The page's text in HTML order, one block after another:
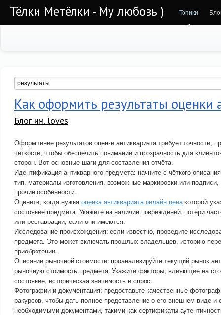
Тёлки Метёлки - Му любовь ) Топики
Как оформить результаты оценки
Блог им. loves
Оформление результатов оценки антиквариата требует точности,
четкости, чтобы обеспечить понимание и прозрачность для
сторон. Вот основные шаги для составления отчёта.
Идентификация антикварного предмета: начните с чёткого
тип, материалы изготовления, возможные маркировки или
прочие особенности.
Оцените, когда нужнаоценка антиквариата онлайн ценакоторой
состояние предмета. Укажите на наличие повреждений, потери
или реставрации, если они имеются.
Исследование происхождения: если известно, проведите
предмета. Это может включать прошлых владельцев, историю
приобретении.
Описание рыночной стоимости: проанализируйте текущий рынок
рыночную стоимость предмета. Укажите факторы, влияющие на
состояние, историческая значимость и спрос.
Фотографии и документация: предоставьте качественные
ракурсов, чтобы дать полное представление о его внешнем виде и
необходимыми документами, такими как сертификаты